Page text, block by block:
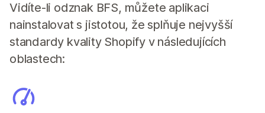
Vidíte-li odznak BFS, můžete aplikaci
nainstalovat s jistotou, že splňuje nejvyšší
standardy kvality Shopify v následujících
oblastech: